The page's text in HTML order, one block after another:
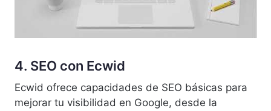
4. SEO con Ecwid
Ecwid ofrece capacidades de SEO básicas para
mejorar tu visibilidad en Google, desde la